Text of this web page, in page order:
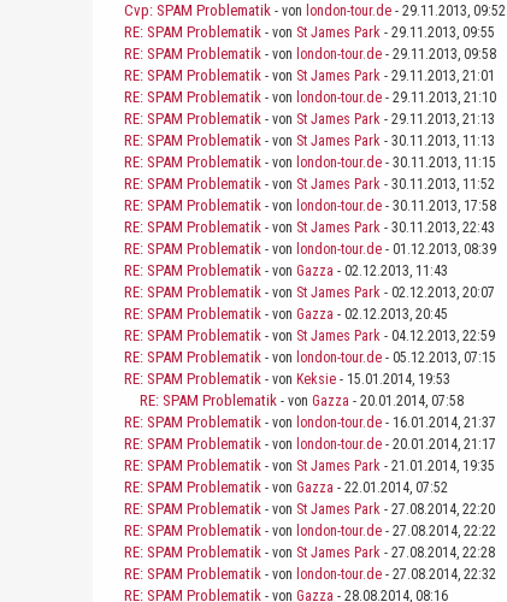
Cvp: SPAM Problematik - von london-tour.de- 29.11.2013, 09:52
RE: SPAM Problematik - von St James Park- 29.11.2013, 09:55
RE: SPAM Problematik - von london-tour.de- 29.11.2013, 09:58
RE: SPAM Problematik - von St James Park- 29.11.2013, 21:01
RE: SPAM Problematik - von london-tour.de- 29.11.2013, 21:10
RE: SPAM Problematik - von St James Park- 29.11.2013, 21:13
RE: SPAM Problematik - von St James Park- 30.11.2013, 11:13
RE: SPAM Problematik - von london-tour.de- 30.11.2013, 11:15
RE: SPAM Problematik - von St James Park- 30.11.2013, 11:52
RE: SPAM Problematik - von london-tour.de- 30.11.2013, 17:58
RE: SPAM Problematik - von St James Park- 30.11.2013, 22:43
RE: SPAM Problematik - von london-tour.de- 01.12.2013, 08:39
RE: SPAM Problematik - von Gazza - 02.12.2013, 11:43
RE: SPAM Problematik - von St James Park- 02.12.2013, 20:07
RE: SPAM Problematik - von Gazza - 02.12.2013, 20:45
RE: SPAM Problematik - von St James Park- 04.12.2013, 22:59
RE: SPAM Problematik - von london-tour.de- 05.12.2013, 07:15
RE: SPAM Problematik - von Keksie- 15.01.2014, 19:53
RE: SPAM Problematik - von Gazza - 20.01.2014, 07:58
RE: SPAM Problematik - von london-tour.de- 16.01.2014, 21:37
RE: SPAM Problematik - von london-tour.de- 20.01.2014, 21:17
RE: SPAM Problematik - von St James Park- 21.01.2014, 19:35
RE: SPAM Problematik - von Gazza - 22.01.2014, 07:52
RE: SPAM Problematik - von St James Park- 27.08.2014, 22:20
RE: SPAM Problematik - von london-tour.de- 27.08.2014, 22:22
RE: SPAM Problematik - von St James Park- 27.08.2014, 22:28
RE: SPAM Problematik - von london-tour.de- 27.08.2014, 22:32
RE: SPAM Problematik - von Gazza - 28.08.2014, 08:16